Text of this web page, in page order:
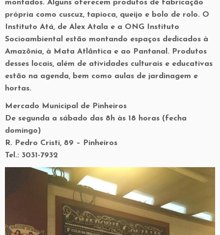
montados. Alguns oferecem produtos de fabricação
própria como cuscuz, tapioca, queijo e bolo de rolo. O
Instituto Atá, de Alex Atala e a ONG Instituto
Socioambiental estão montando espaços dedicados à
Amazônia, à Mata Atlântica e ao Pantanal. Produtos
desses locais, além de atividades culturais e educativas
estão na agenda, bem como aulas de jardinagem e
hortas.
Mercado Municipal de Pinheiros
De segunda a sábado das 8h às 18 horas (fecha
domingo)
R. Pedro Cristi, 89 – Pinheiros
Tel.: 3031-7932